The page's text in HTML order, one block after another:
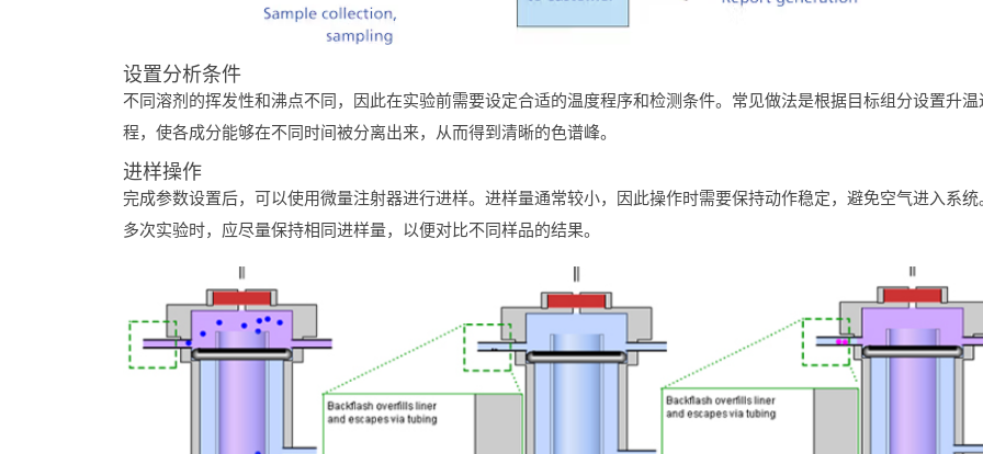
设置分析条件
不同溶剂 的挥发性和沸点不同， 因此在实验前需要设定合适的温度程序和检测条件。 常见做法是根据目标组 分设置升温
程， 使各成分能够在不同 时间 被分离出来， 从而得到 清晰的色谱峰。
进样操作
完成参数设置后， 可以使用微量注射器进行进样。 进样量通常较小， 因此操作时需要保持动作稳定， 避免空气进入系统
多次实验时， 应尽量保持相同进样量， 以便对比不同样品的结果。